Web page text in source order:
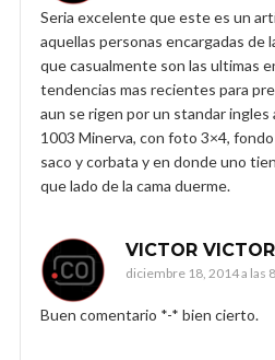
Seria excelente que este es un
aquellas personas encargadas de
que casualmente son las ultimas
tendencias mas recientes para
aun se rigen por un standar
1003 Minerva, con foto 3×4,
saco y corbata y en donde uno
que lado de la cama duerme.
VICTOR
diciembre 18, 2014 a las
Buen comentario *-* bien cierto.